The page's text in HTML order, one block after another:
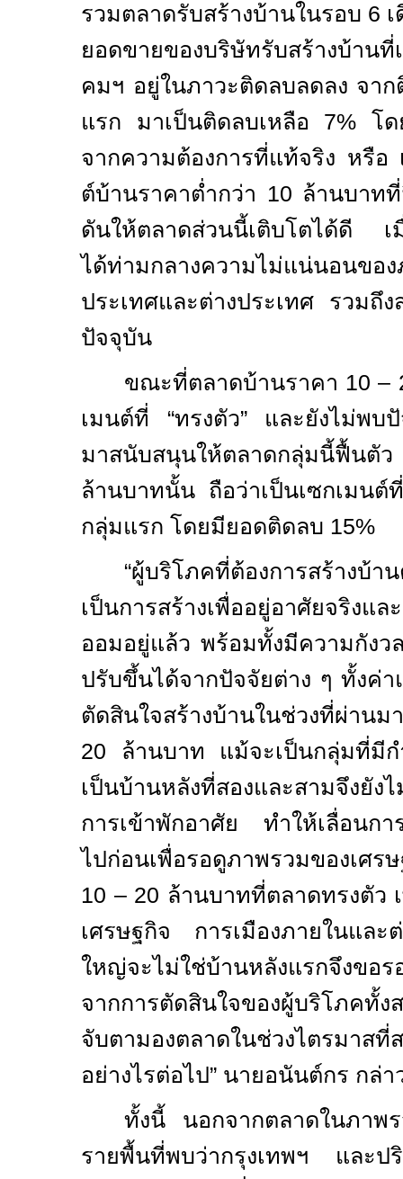
รวมตลาดรับสร้างบ้านในรอบ 6
ยอดขายของบริษัทรับสร้างบ้าน
คมฯ อยู่ในภาวะติดลบลดลง จา
แรก มาเป็นติดลบเหลือ 7%โ
จากความต้องการที่แท้จริง หรือ
ต์บ้านราคาต่ำกว่า 10 ล้านบาท
ดันให้ตลาดส่วนนี้เติบโตได้ดี เ
ได้ท่ามกลางความไม่แน่นอนของ
ประเทศและต่างประเทศ รวมถึ
ปัจจุบัน
ขณะที่ตลาดบ้านราคา 10 –
เมนต์ที่ “ทรงตัว” และยังไม่พ
มาสนับสนุนให้ตลาดกลุ่มนี้ฟื้นตั
ล้านบาทนั้น ถือว่าเป็นเซกเมน
กลุ่มแรก โดยมียอดติดลบ 15%
“ผู้บริโภคที่ต้องการสร้างบ้
เป็นการสร้างเพื่ออยู่อาศัยจริงแล
ออมอยู่แล้ว พร้อมทั้งมีความกังว
ปรับขึ้นได้จากปัจจัยต่าง ๆ ทั้งค่า
ตัดสินใจสร้างบ้านในช่วงที่ผ่า
20 ล้านบาท แม้จะเป็นกลุ่มที่มีก
เป็นบ้านหลังที่สองและสามจึงยัง
การเข้าพักอาศัย ทำให้เลื่อนกา
ไปก่อนเพื่อรอดูภาพรวมของเศ
10 – 20 ล้านบาทที่ตลาดทรงตัว
เศรษฐกิจ การเมืองภายในและ
ใหญ่จะไม่ใช่บ้านหลังแรกจึงขอ
จากการตัดสินใจของผู้บริโภค
จับตามองตลาดในช่วงไตรมาสที่
อย่างไรต่อไป” นายอนันต์กร กล่า
ทั้งนี้ นอกจากตลาดในภาพร
รายพื้นที่พบว่ากรุงเทพฯ และ